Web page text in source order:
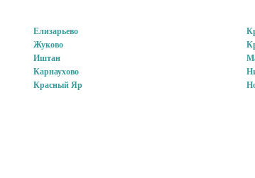
Елизарьево
Жуково
Иштан
Карнаухово
Красный Яр